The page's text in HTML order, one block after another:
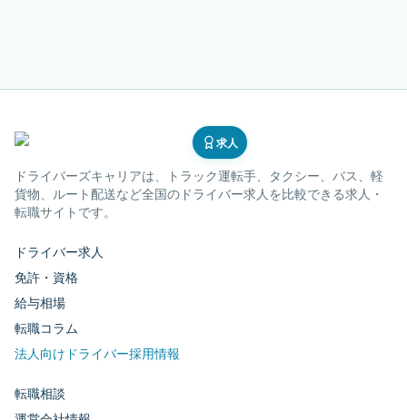
求人
ドライバーズキャリアは、トラック運転手、タクシー、バス、軽
貨物、ルート配送など全国のドライバー求人を比較できる求人・
転職サイトです。
ドライバー求人
免許・資格
給与相場
転職コラム
法人向けドライバー採用情報
転職相談